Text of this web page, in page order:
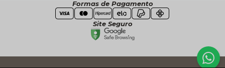
Formas de Pagamento
Site Seguro